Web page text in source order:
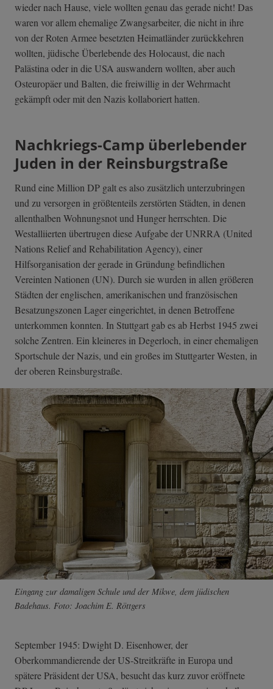
wieder nach Hause, viele wollten genau das gerade nicht! Das
waren vor allem ehemalige Zwangsarbeiter, die nicht in ihre
von der Roten Armee besetzten Heimatländer zurückkehren
wollten, jüdische Überlebende des Holocaust, die nach
Palästina oder in die USA auswandern wollten, aber auch
Osteuropäer und Balten, die freiwillig in der Wehrmacht
gekämpft oder mit den Nazis kollaboriert hatten.
Nachkriegs-Camp überlebender
Juden in der Reinsburgstraße
Rund eine Million DP galt es also zusätzlich unterzubringen
und zu versorgen in größtenteils zerstörten Städten, in denen
allenthalben Wohnungsnot und Hunger herrschten. Die
Westalliierten übertrugen diese Aufgabe der UNRRA (United
Nations Relief and Rehabilitation Agency), einer
Hilfsorganisation der gerade in Gründung befindlichen
Vereinten Nationen (UN). Durch sie wurden in allen größeren
Städten der englischen, amerikanischen und französischen
Besatzungszonen Lager eingerichtet, in denen Betroffene
unterkommen konnten. In Stuttgart gab es ab Herbst 1945 zwei
solche Zentren. Ein kleineres in Degerloch, in einer ehemaligen
Sportschule der Nazis, und ein großes im Stuttgarter Westen, in
der oberen Reinsburgstraße.
Eingang zur damaligen Schule und der Mikwe, dem jüdischen
Badehaus. Foto: Joachim E. Röttgers
September 1945: Dwight D. Eisenhower, der
Oberkommandierende der US-Streitkräfte in Europa und
spätere Präsident der USA, besucht das kurz zuvor eröffnete